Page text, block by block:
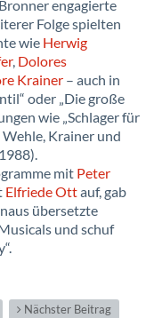
engagierte
Folge spielten
wie Herwig
, Dolores
Krainer– auch in
oder „Die große
wie „Schlager für
Krainer und
mit Peter
Elfriede Ottauf, gab
übersetzte
und schuf
Nächster Beitrag